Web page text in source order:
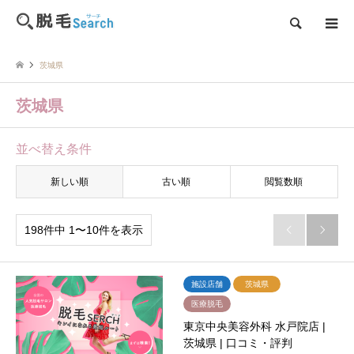
検索
茨城県
茨城県
並べ替え条件
新しい順 古い順 閲覧数順
198件中 1〜10件を表示  
施設店舗 茨城県
医療脱毛
東京中央美容外科 水戸院店 |
茨城県 | 口コミ・評判